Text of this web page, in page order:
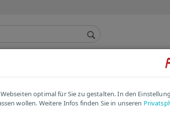
Mitsubishi Outlander III
optimal für Sie zu gestalten. In den
wollen. Weitere Infos finden Sie in unseren